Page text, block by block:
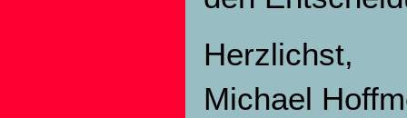
Herzlichst,
Michael